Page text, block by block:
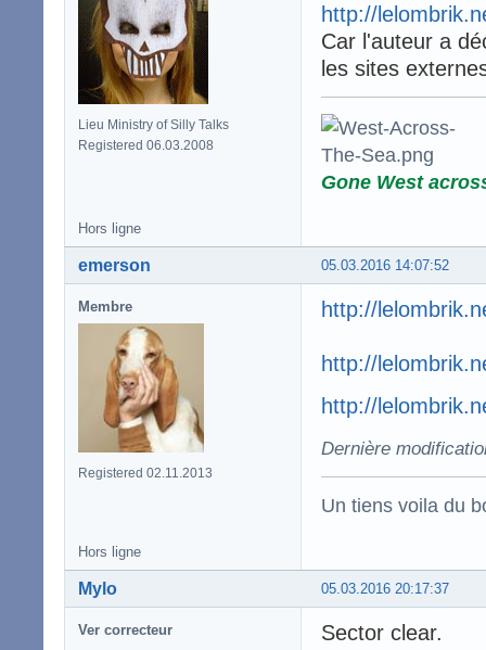
Lieu Ministry of Silly Talks
Registered 06.03.2008
http://
Car l'auteur a
les sites
Gone West
Hors ligne
05.03.2016 14:07:52
emerson
Membre
Registered 02.11.2013
http://
http://
http://
Dernière
Un tiens voila du
Hors ligne
05.03.2016 20:17:37
Mylo
Ver correcteur Sector clear.